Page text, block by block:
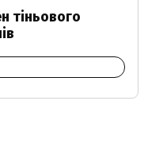
тіньового